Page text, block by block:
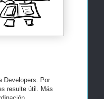
Developers. Por
resulte útil. Más